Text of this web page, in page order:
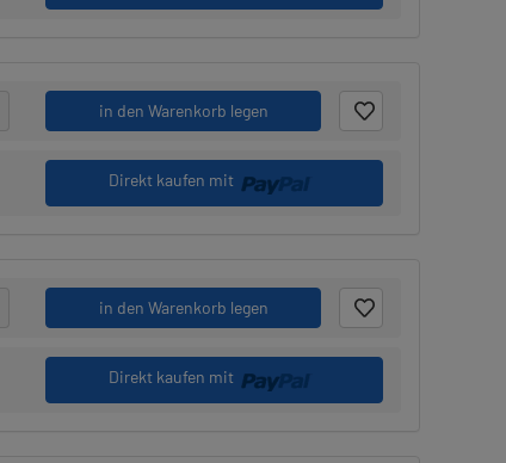
in den Warenkorb legen
Direkt kaufen mit
in den Warenkorb legen
Direkt kaufen mit